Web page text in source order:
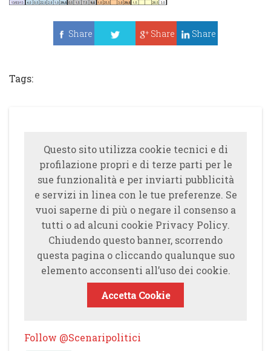
Share
Share Share
Tags:
Questo sito utilizza cookie tecnici e di
profilazione propri e di terze parti per le
sue funzionalità e per inviarti pubblicità
e servizi in linea con le tue preferenze. Se
vuoi saperne di più o negare il consenso a
tutti o ad alcuni cookie Privacy Policy.
Chiudendo questo banner, scorrendo
questa pagina o cliccando qualunque suo
elemento acconsenti all’uso dei cookie.
Accetta Cookie
Follow @Scenaripolitici